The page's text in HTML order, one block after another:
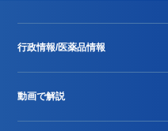
行政情報/医薬品情報
動画で解説